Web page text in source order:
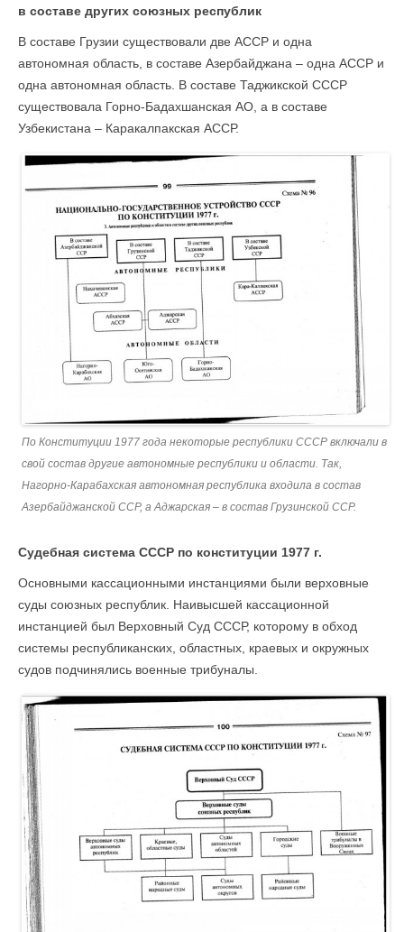
в составе других союзных республик
В составе Грузии существовали две АССР и одна
автономная область, в составе Азербайджана – одна АССР и
одна автономная область. В составе Таджикской СССР
существовала Горно-Бадахшанская АО, а в составе
Узбекистана – Каракалпакская АССР.
По Конституции 1977 года некоторые республики СССР включали в
свой состав другие автономные республики и области. Так,
Нагорно-Карабахская автономная республика входила в состав
Азербайджанской ССР, а Аджарская – в состав Грузинской ССР.
Судебная система СССР по конституции 1977 г.
Основными кассационными инстанциями были верховные
суды союзных республик. Наивысшей кассационной
инстанцией был Верховный Суд СССР, которому в обход
системы республиканских, областных, краевых и окружных
судов подчинялись военные трибуналы.